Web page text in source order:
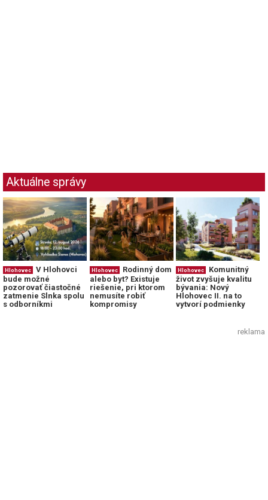
Aktuálne správy
Hlohovec
V Hlohovci
bude možné
pozorovať čiastočné
zatmenie Slnka spolu
s odborníkmi
Hlohovec
Rodinný dom
alebo byt? Existuje
riešenie, pri ktorom
nemusíte robiť
kompromisy
Hlohovec
Komunitný
život zvyšuje kvalitu
bývania: Nový
Hlohovec II. na to
vytvorí podmienky
reklama